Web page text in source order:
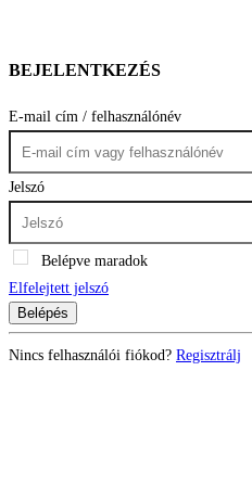
BEJELENTKEZÉS
E-mail cím / felhasználónév
Jelszó
Belépve maradok
Elfelejtett jelszó
Belépés
Nincs felhasználói fiókod? Regisztrálj